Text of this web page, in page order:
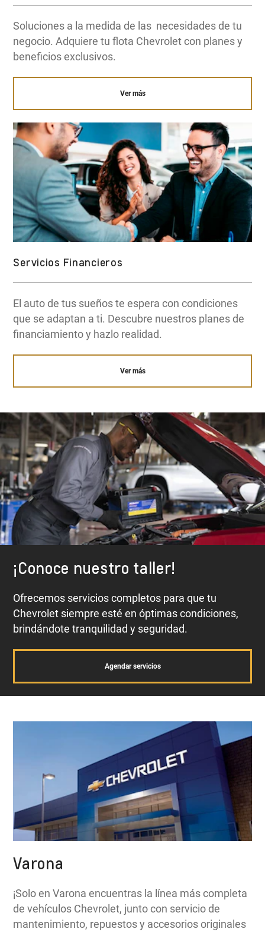
Soluciones a la medida de las necesidades de tu
negocio. Adquiere tu flota Chevrolet con planes y
beneficios exclusivos.
Ver más
Servicios Financieros
El auto de tus sueños te espera con condiciones
que se adaptan a ti. Descubre nuestros planes de
financiamiento y hazlo realidad.
Ver más
¡Conoce nuestro taller!
Ofrecemos servicios completos para que tu
Chevrolet siempre esté en óptimas condiciones,
brindándote tranquilidad y seguridad.
Agendar servicios
Varona
¡Solo en Varona encuentras la línea más completa
de vehículos Chevrolet, junto con servicio de
mantenimiento, repuestos y accesorios originales